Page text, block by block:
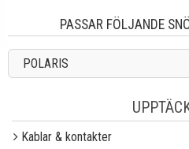
PASSAR FÖLJANDE
POLARIS
Kablar & kontakter